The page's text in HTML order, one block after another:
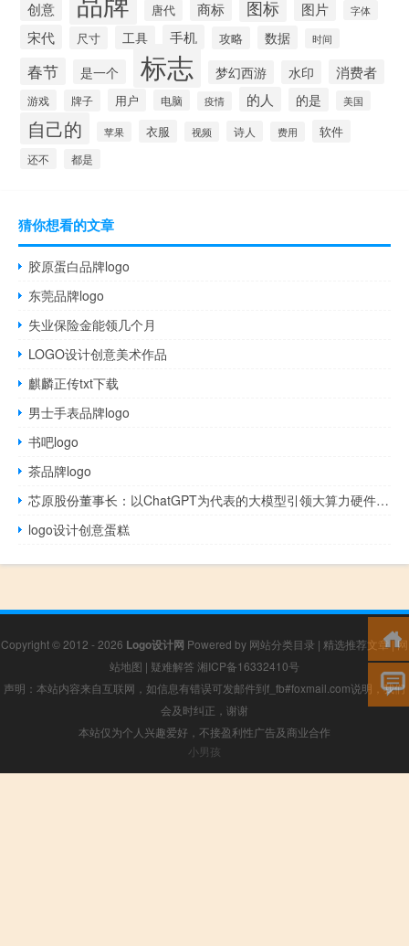
创意 唐代 商标 图标 图片 字体
宋代 尺寸 工具 手机 攻略 数据 时间
春节 是一个 标志 梦幻西游 水印 消费者
游戏 牌子 用户 电脑 疫情 的人 的是 美国
自己的 苹果 衣服 视频 诗人 费用 软件
还不 都是
猜你想看的文章
胶原蛋白品牌logo
东莞品牌logo
失业保险金能领几个月
LOGO设计创意美术作品
麒麟正传txt下载
男士手表品牌logo
书吧logo
茶品牌logo
芯原股份董事长：以ChatGPT为代表的大模型引领大算力硬件的“牛市”最晚在2026年到来
logo设计创意蛋糕
Copyright © 2012 - 2026 Logo设计网 Powered by 网站分类目录 | 精选推荐文章|网
站地图 | 疑难解答 湘ICP备16332410号
声明：本站内容来自互联网，如信息有错误可发邮件到f_fb#foxmail.com说明，我们
会及时纠正，谢谢
本站仅为个人兴趣爱好，不接盈利性广告及商业合作
小男孩